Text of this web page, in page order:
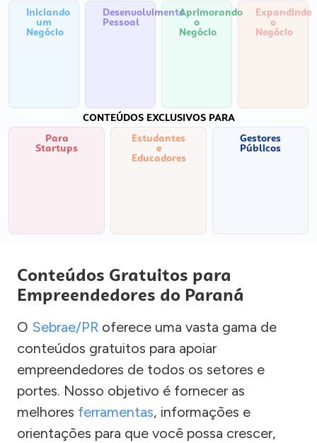
Iniciando
um
Negócio
Desenvolvimento
Pessoal
Aprimorando
o
Negócio
Expandindo
o
Negócio
CONTEÚDOS EXCLUSIVOS PARA
Para
Startups
Estudantes
e
Educadores
Gestores
Públicos
Conteúdos Gratuitos para
Empreendedores do Paraná
O Sebrae/PR oferece uma vasta gama de
conteúdos gratuitos para apoiar
empreendedores de todos os setores e
portes. Nosso objetivo é fornecer as
melhores ferramentas, informações e
orientações para que você possa crescer,